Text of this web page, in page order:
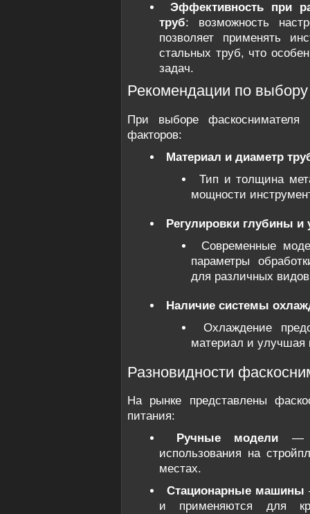
Эффективность при
труб: возможность
позволяет применять
стальных труб, что
задач.
Рекомендации по
При выборе фаскоснимателя
факторов:
Материал и диаметр
Тип и толщина
мощности
Регулировки глубины и
Современные
параметры
для различных
Наличие системы
Охлаждение
материал и улучшая
Разновидности
На рынке представлены
питания:
Ручные модели —
использования на
местах.
Стационарные машины
и применяются для